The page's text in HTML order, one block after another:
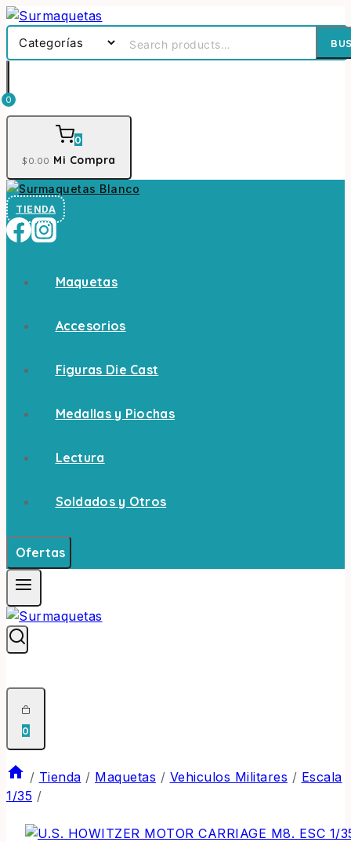
0
0
$0 .00 Mi Compra
TIENDA
Maquetas
Accesorios
Figuras Die Cast
Medallas y Piochas
Lectura
Soldados y Otros
Ofertas
0
/ Tienda / Maquetas / Vehiculos Militares / Escala
1/35 /